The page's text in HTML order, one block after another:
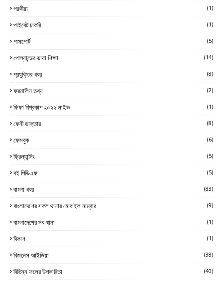
পরকীয়া (1)
পাইবেট চাকরি (1)
পাসপোর্ট (5)
পোল্যান্ডের ভাষা শিক্ষা (14)
প্রযুক্তির খবর (8)
ফরমালিন তথ্য (2)
ফিফা বিশ্বকাপ ২০২২ লাইভ (1)
ফেনী ডাক্তার (8)
ফেসবুক (6)
ফ্রিল্যান্সিং (5)
বই পিডিএফ (5)
বাংলা খবর (83)
বাংলাদেশের সকল থানার মোবাইল নাম্বার (9)
বাংলাদেশের সব থানা (1)
বিকাশ (1)
বিজনেস আইডিয়া (38)
বিভিন্ন ফলের উপকারিতা (40)